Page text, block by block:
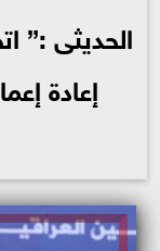
الحديثى :”
إعادة